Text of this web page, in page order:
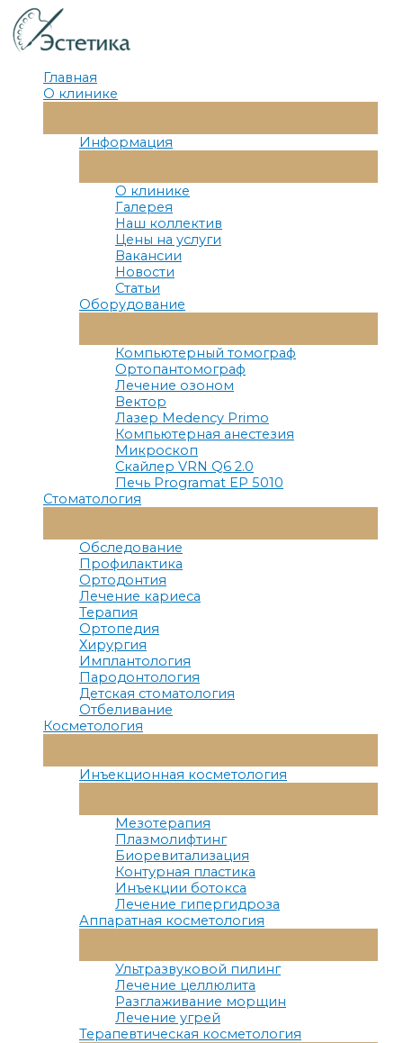
Перейти
к
содержимому
Главная
О клинике
Меню
Информация
Меню
О клинике
Галерея
Наш коллектив
Цены на услуги
Вакансии
Новости
Статьи
Оборудование
Меню
Компьютерный томограф
Ортопантомограф
Лечение озоном
Вектор
Лазер Medency Primo
Компьютерная анестезия
Микроскоп
Скайлер VRN Q6 2.0
Печь Programat EP 5010
Стоматология
Меню
Обследование
Профилактика
Ортодонтия
Лечение кариеса
Терапия
Ортопедия
Хирургия
Имплантология
Пародонтология
Детская стоматология
Отбеливание
Косметология
Меню
Инъекционная косметология
Меню
Мезотерапия
Плазмолифтинг
Биоревитализация
Контурная пластика
Инъекции ботокса
Лечение гипергидроза
Аппаратная косметология
Меню
Ультразвуковой пилинг
Лечение целлюлита
Разглаживание морщин
Лечение угрей
Терапевтическая косметология